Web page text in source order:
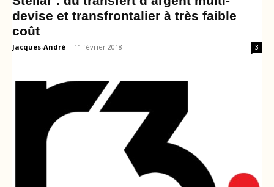
devise et transfrontalier à très faible
coût
Jacques-André - 11 février 2018 3